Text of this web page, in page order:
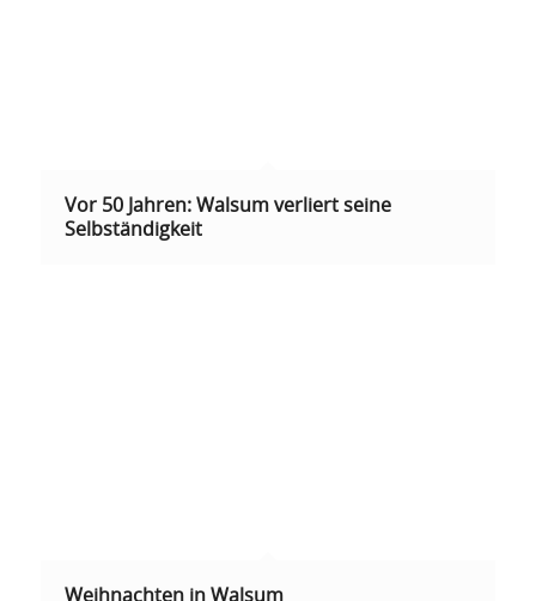
Vor 50 Jahren: Walsum verliert seine
Selbständigkeit
Weihnachten in Walsum